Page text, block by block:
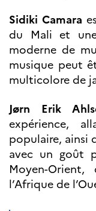
Sidiki Camara
du Mali et
moderne de
musique peut
multicolore de
Jørn Erik
expérience,
populaire, ainsi
avec un goût
Moyen-
l’Afrique de